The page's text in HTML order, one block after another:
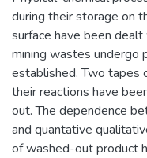
during their storage on
surface have been
mining wastes undergo
established. Two tapes
their reactions have
out. The dependence
and quantative
of washed-out product